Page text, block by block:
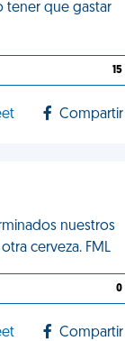
tener que gastar
15
Compartir
nuestros
cerveza. FML
0
Compartir